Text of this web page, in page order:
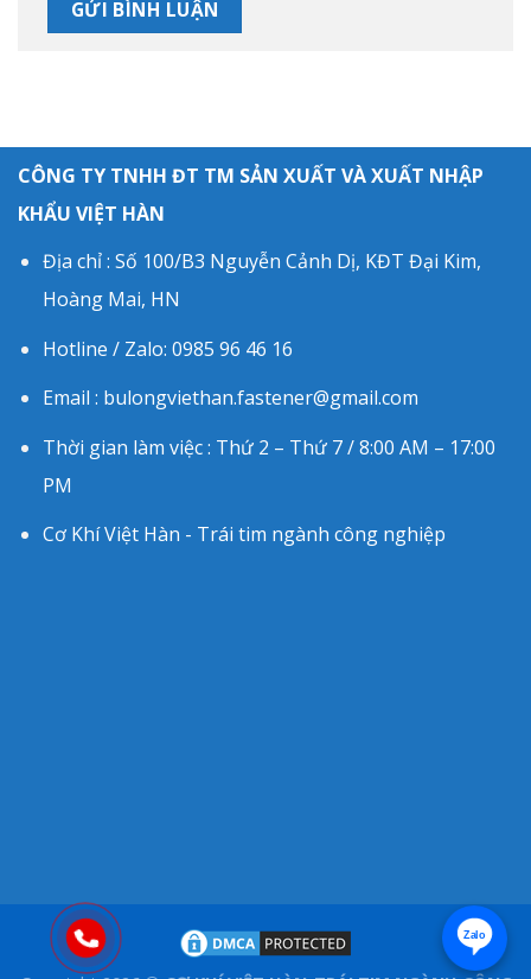
CÔNG TY TNHH ĐT TM SẢN XUẤT VÀ XUẤT NHẬP
KHẨU VIỆT HÀN
Địa chỉ : Số 100/B3 Nguyễn Cảnh Dị, KĐT Đại Kim,
Hoàng Mai, HN
Hotline / Zalo: 0985 96 46 16
Email : bulongviethan.fastener@gmail.com
Thời gian làm việc : Thứ 2 – Thứ 7 / 8:00 AM – 17:00
PM
Cơ Khí Việt Hàn - Trái tim ngành công nghiệp
Zalo